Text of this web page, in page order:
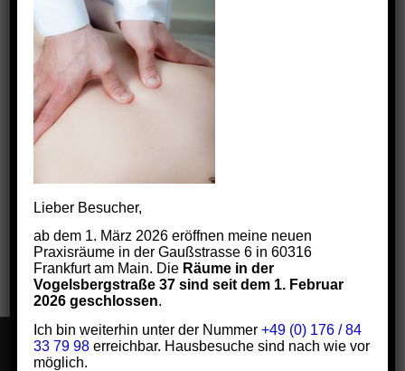
Lieber Besucher,
ab dem 1. März 2026 eröffnen meine neuen
Praxisräume in der Gaußstrasse 6 in 60316
Frankfurt am Main. Die Räume in der
Vogelsbergstraße 37 sind seit dem 1. Februar
2026 geschlossen.
Ich bin weiterhin unter der Nummer+49 (0) 176 / 84
33 79 98 erreichbar. Hausbesuche sind nach wie vor
möglich.